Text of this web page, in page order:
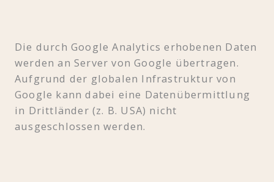
Die durch Google Analytics erhobenen Daten
werden an Server von Google übertragen.
Aufgrund der globalen Infrastruktur von
Google kann dabei eine Datenübermittlung
in Drittländer (z. B. USA) nicht
ausgeschlossen werden.